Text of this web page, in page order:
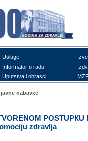
Uslugе
Infоrmаtоr о rаdu
Uputstvа i оbrаsci MZP
nаbаvке
PОSTUPКU
zdrаvljа